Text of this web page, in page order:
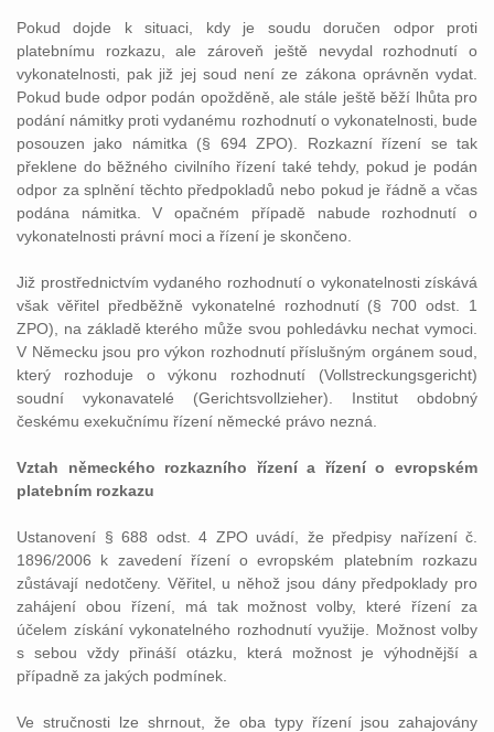
Pokud dojde k situaci, kdy je soudu doručen odpor proti
platebnímu rozkazu, ale zároveň ještě nevydal rozhodnutí o
vykonatelnosti, pak již jej soud není ze zákona oprávněn vydat.
Pokud bude odpor podán opožděně, ale stále ještě běží lhůta pro
podání námitky proti vydanému rozhodnutí o vykonatelnosti, bude
posouzen jako námitka (§ 694 ZPO). Rozkazní řízení se tak
překlene do běžného civilního řízení také tehdy, pokud je podán
odpor za splnění těchto předpokladů nebo pokud je řádně a včas
podána námitka. V opačném případě nabude rozhodnutí o
vykonatelnosti právní moci a řízení je skončeno.
Již prostřednictvím vydaného rozhodnutí o vykonatelnosti získává
však věřitel předběžně vykonatelné rozhodnutí (§ 700 odst. 1
ZPO), na základě kterého může svou pohledávku nechat vymoci.
V Německu jsou pro výkon rozhodnutí příslušným orgánem soud,
který rozhoduje o výkonu rozhodnutí (Vollstreckungsgericht)
soudní vykonavatelé (Gerichtsvollzieher). Institut obdobný
českému exekučnímu řízení německé právo nezná.
Vztah německého rozkazního řízení a řízení o evropském
platebním rozkazu
Ustanovení § 688 odst. 4 ZPO uvádí, že předpisy nařízení č.
1896/2006 k zavedení řízení o evropském platebním rozkazu
zůstávají nedotčeny. Věřitel, u něhož jsou dány předpoklady pro
zahájení obou řízení, má tak možnost volby, které řízení za
účelem získání vykonatelného rozhodnutí využije. Možnost volby
s sebou vždy přináší otázku, která možnost je výhodnější a
případně za jakých podmínek.
Ve stručnosti lze shrnout, že oba typy řízení jsou zahajovány